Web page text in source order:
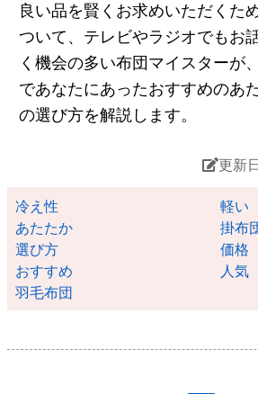
良い品を賢くお求めいただくた
ついて、テレビやラジオでもお
く機会の多い布団マイスターが
であなたにあったおすすめのあ
の選び方を解説します。
更新
冷え性
軽い
あたたか
掛布
選び方
価格
おすすめ
人気
羽毛布団